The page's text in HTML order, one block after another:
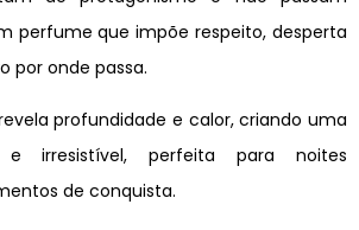
perfume que impõe respeito, desperta
por onde passa.
profundidade e calor, criando uma
e irresistível, perfeita para noites
de conquista.